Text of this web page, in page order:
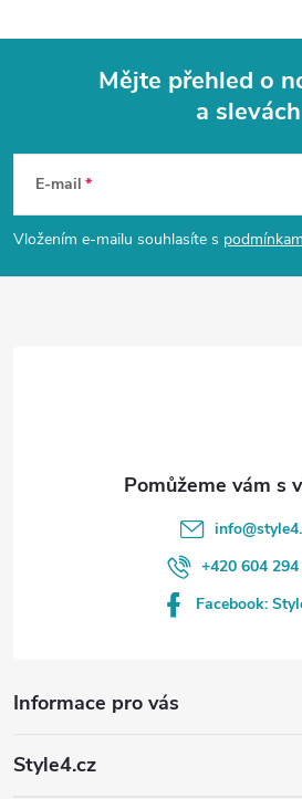
p
Mějte přehled o
a slevách
E-mail
Vložením e-mailu souhlasíte s
Informace pro vás
Style4.cz
info@
+420 604
Facebook: